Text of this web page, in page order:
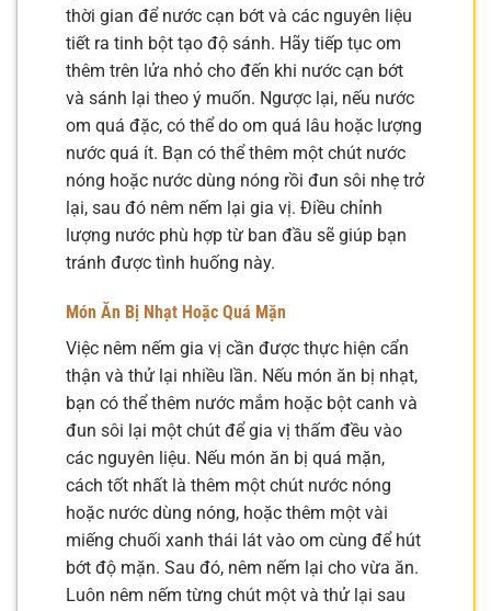
thời gian để nước cạn bớt và các nguyên liệu
tiết ra tinh bột tạo độ sánh. Hãy tiếp tục om
thêm trên lửa nhỏ cho đến khi nước cạn bớt
và sánh lại theo ý muốn. Ngược lại, nếu nước
om quá đặc, có thể do om quá lâu hoặc lượng
nước quá ít. Bạn có thể thêm một chút nước
nóng hoặc nước dùng nóng rồi đun sôi nhẹ trở
lại, sau đó nêm nếm lại gia vị. Điều chỉnh
lượng nước phù hợp từ ban đầu sẽ giúp bạn
tránh được tình huống này.
Món Ăn Bị Nhạt Hoặc Quá Mặn
Việc nêm nếm gia vị cần được thực hiện cẩn
thận và thử lại nhiều lần. Nếu món ăn bị nhạt,
bạn có thể thêm nước mắm hoặc bột canh và
đun sôi lại một chút để gia vị thấm đều vào
các nguyên liệu. Nếu món ăn bị quá mặn,
cách tốt nhất là thêm một chút nước nóng
hoặc nước dùng nóng, hoặc thêm một vài
miếng chuối xanh thái lát vào om cùng để hút
bớt độ mặn. Sau đó, nêm nếm lại cho vừa ăn.
Luôn nêm nếm từng chút một và thử lại sau